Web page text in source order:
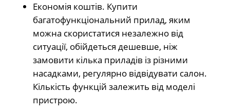
Економія коштів. Купити
багатофункціональний прилад, яким
можна скористатися незалежно від
ситуації, обійдеться дешевше, ніж
замовити кілька приладів із різними
насадками, регулярно відвідувати салон.
Кількість функцій залежить від моделі
пристрою.